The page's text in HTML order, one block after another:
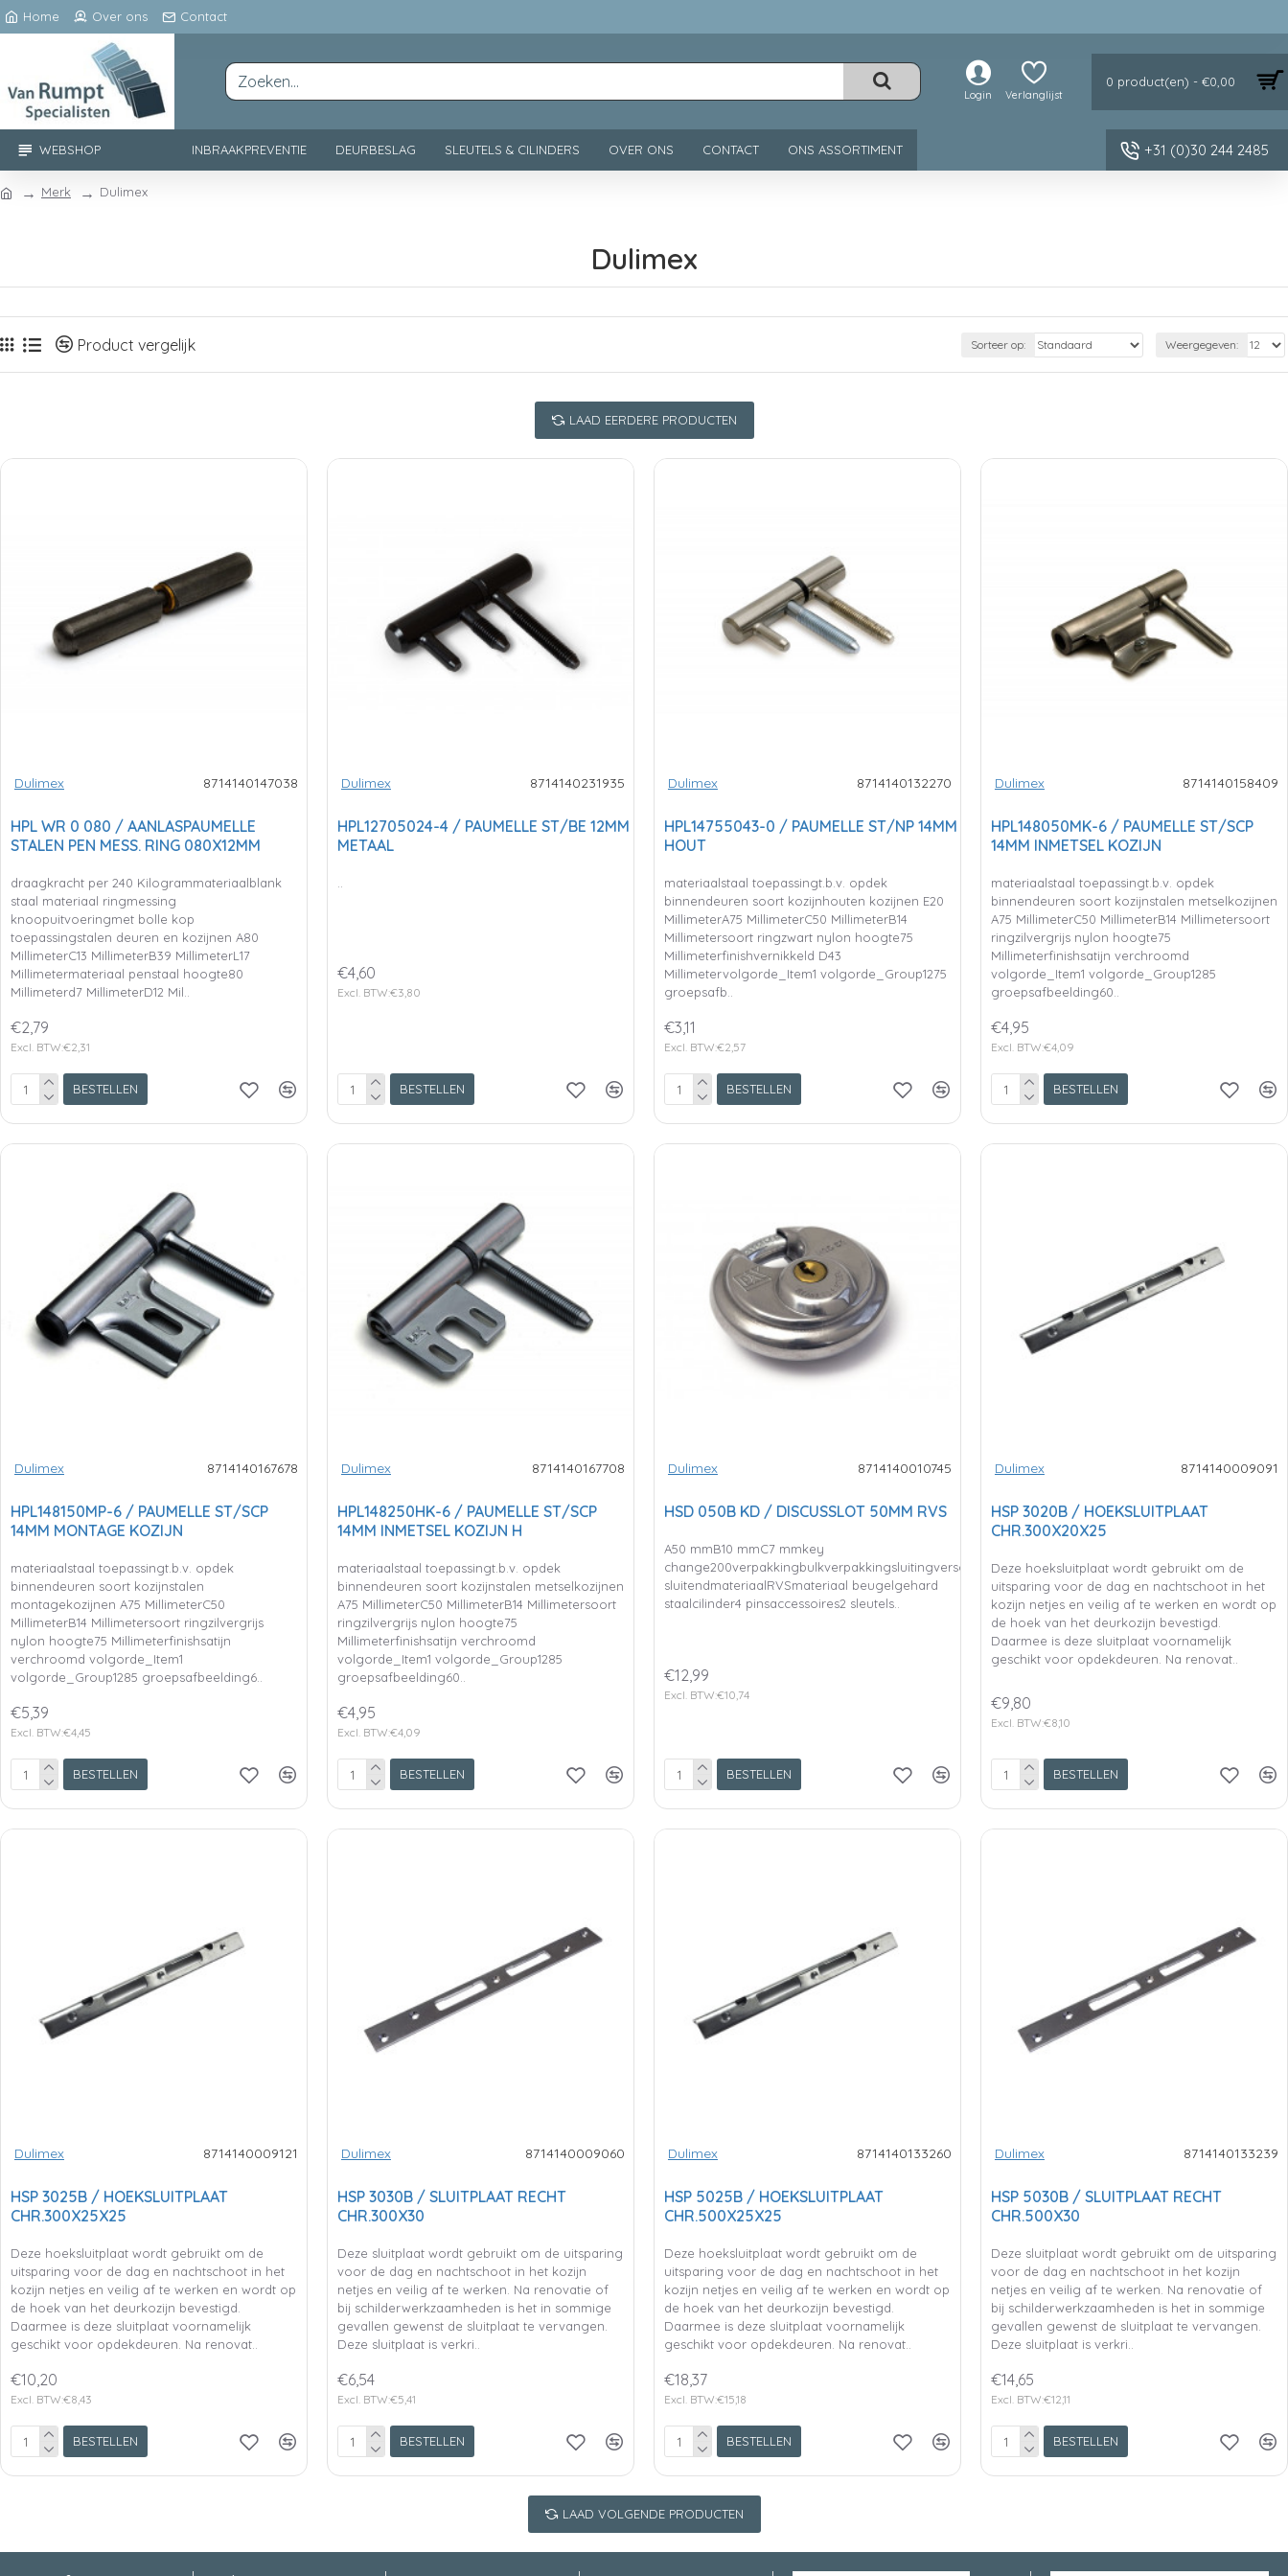
Home Over ons Contact
Login Verlanglijst
0 product(en) - €0,00
WEBSHOP INBRAAKPREVENTIE DEURBESLAG SLEUTELS & CILINDERS OVER ONS CONTACT ONS ASSORTIMENT +31 (0)30 244 2485
Merk Dulimex
Dulimex
Product vergelijk Sorteer op: Weergegeven:
LAAD EERDERE PRODUCTEN
Dulimex 8714140147038
HPL WR 0 080 / AANLASPAUMELLE
STALEN PEN MESS. RING 080X12MM
draagkracht per 240 Kilogrammateriaalblank
staal materiaal ringmessing
knoopuitvoeringmet bolle kop
toepassingstalen deuren en kozijnen A80
MillimeterC13 MillimeterB39 MillimeterL17
Millimetermateriaal penstaal hoogte80
Millimeterd7 MillimeterD12 Mil..
€2,79
Excl. BTW:€2,31
BESTELLEN
Dulimex 8714140231935
HPL12705024-4 / PAUMELLE ST/BE 12MM
METAAL
€4,60
Excl. BTW:€3,80
BESTELLEN
Dulimex 8714140132270
HPL14755043-0 / PAUMELLE ST/NP 14MM
HOUT
materiaalstaal toepassingt.b.v. opdek
binnendeuren soort kozijnhouten kozijnen E20
MillimeterA75 MillimeterC50 MillimeterB14
Millimetersoort ringzwart nylon hoogte75
Millimeterfinishvernikkeld D43
Millimetervolgorde_Item1 volgorde_Group1275
groepsafb..
€3,11
Excl. BTW:€2,57
BESTELLEN
Dulimex 8714140158409
HPL148050MK-6 / PAUMELLE ST/SCP
14MM INMETSEL KOZIJN
materiaalstaal toepassingt.b.v. opdek
binnendeuren soort kozijnstalen metselkozijnen
A75 MillimeterC50 MillimeterB14 Millimetersoort
ringzilvergrijs nylon hoogte75
Millimeterfinishsatijn verchroomd
volgorde_Item1 volgorde_Group1285
groepsafbeelding60..
€4,95
Excl. BTW:€4,09
BESTELLEN
Dulimex 8714140167678
HPL148150MP-6 / PAUMELLE ST/SCP
14MM MONTAGE KOZIJN
materiaalstaal toepassingt.b.v. opdek
binnendeuren soort kozijnstalen
montagekozijnen A75 MillimeterC50
MillimeterB14 Millimetersoort ringzilvergrijs
nylon hoogte75 Millimeterfinishsatijn
verchroomd volgorde_Item1
volgorde_Group1285 groepsafbeelding6..
€5,39
Excl. BTW:€4,45
BESTELLEN
Dulimex 8714140167708
HPL148250HK-6 / PAUMELLE ST/SCP
14MM INMETSEL KOZIJN H
materiaalstaal toepassingt.b.v. opdek
binnendeuren soort kozijnstalen metselkozijnen
A75 MillimeterC50 MillimeterB14 Millimetersoort
ringzilvergrijs nylon hoogte75
Millimeterfinishsatijn verchroomd
volgorde_Item1 volgorde_Group1285
groepsafbeelding60..
€4,95
Excl. BTW:€4,09
BESTELLEN
Dulimex 8714140010745
HSD 050B KD / DISCUSSLOT 50MM RVS
A50 mmB10 mmC7 mmkey
change200verpakkingbulkverpakkingsluitingverschillend
sluitendmateriaalRVSmateriaal beugelgehard
staalcilinder4 pinsaccessoires2 sleutels..
€12,99
Excl. BTW:€10,74
BESTELLEN
Dulimex 8714140009091
HSP 3020B / HOEKSLUITPLAAT
CHR.300X20X25
Deze hoeksluitplaat wordt gebruikt om de
uitsparing voor de dag en nachtschoot in het
kozijn netjes en veilig af te werken en wordt op
de hoek van het deurkozijn bevestigd.
Daarmee is deze sluitplaat voornamelijk
geschikt voor opdekdeuren. Na renovat..
€9,80
Excl. BTW:€8,10
BESTELLEN
Dulimex 8714140009121
HSP 3025B / HOEKSLUITPLAAT
CHR.300X25X25
Deze hoeksluitplaat wordt gebruikt om de
uitsparing voor de dag en nachtschoot in het
kozijn netjes en veilig af te werken en wordt op
de hoek van het deurkozijn bevestigd.
Daarmee is deze sluitplaat voornamelijk
geschikt voor opdekdeuren. Na renovat..
€10,20
Excl. BTW:€8,43
BESTELLEN
Dulimex 8714140009060
HSP 3030B / SLUITPLAAT RECHT
CHR.300X30
Deze sluitplaat wordt gebruikt om de uitsparing
voor de dag en nachtschoot in het kozijn
netjes en veilig af te werken. Na renovatie of
bij schilderwerkzaamheden is het in sommige
gevallen gewenst de sluitplaat te vervangen.
Deze sluitplaat is verkri..
€6,54
Excl. BTW:€5,41
BESTELLEN
Dulimex 8714140133260
HSP 5025B / HOEKSLUITPLAAT
CHR.500X25X25
Deze hoeksluitplaat wordt gebruikt om de
uitsparing voor de dag en nachtschoot in het
kozijn netjes en veilig af te werken en wordt op
de hoek van het deurkozijn bevestigd.
Daarmee is deze sluitplaat voornamelijk
geschikt voor opdekdeuren. Na renovat..
€18,37
Excl. BTW:€15,18
BESTELLEN
Dulimex 8714140133239
HSP 5030B / SLUITPLAAT RECHT
CHR.500X30
Deze sluitplaat wordt gebruikt om de uitsparing
voor de dag en nachtschoot in het kozijn
netjes en veilig af te werken. Na renovatie of
bij schilderwerkzaamheden is het in sommige
gevallen gewenst de sluitplaat te vervangen.
Deze sluitplaat is verkri..
€14,65
Excl. BTW:€12,11
BESTELLEN
LAAD VOLGENDE PRODUCTEN